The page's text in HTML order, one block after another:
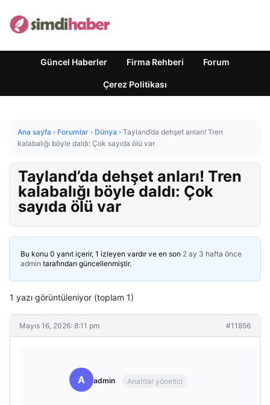
Güncel Haberler Firma Rehberi Forum
Çerez Politikası
Ana sayfa › Forumlar › Dünya › Tayland’da dehşet anları! Tren
kalabalığı böyle daldı: Çok sayıda ölü var
Tayland’da dehşet anları! Tren
kalabalığı böyle daldı: Çok
sayıda ölü var
Bu konu 0 yanıt içerir, 1 izleyen vardır ve en son 2 ay 3 hafta önce
admin tarafından güncellenmiştir.
1 yazı görüntüleniyor (toplam 1)
Mayıs 16, 2026: 8:11 pm #11856
A admin Anahtar yönetici